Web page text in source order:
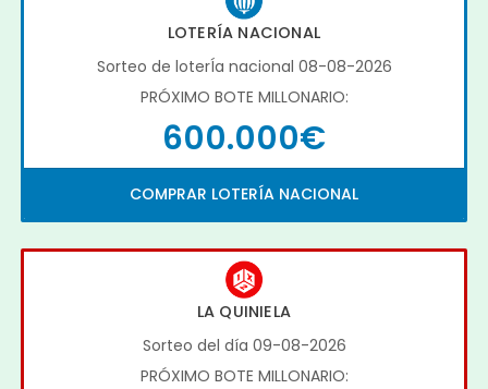
LOTERÍA NACIONAL
Sorteo de loterÍa nacional 08-08-2026
PRÓXIMO BOTE MILLONARIO:
600.000€
COMPRAR LOTERÍA NACIONAL
LA QUINIELA
Sorteo del día 09-08-2026
PRÓXIMO BOTE MILLONARIO: